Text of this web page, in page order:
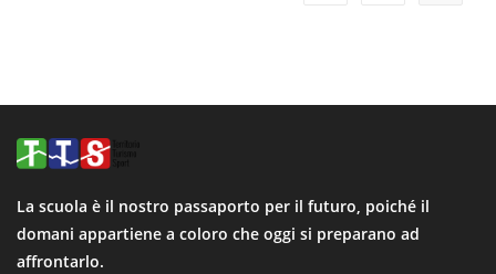
La scuola è il nostro passaporto per il futuro, poiché il
domani appartiene a coloro che oggi si preparano ad
affrontarlo.